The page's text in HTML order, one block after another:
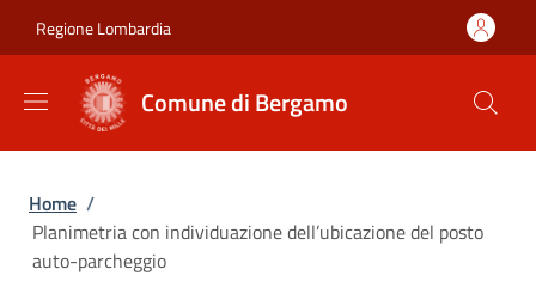
Regione Lombardia
Comune di Bergamo
Briciole di pane
Home /
Planimetria con individuazione dell’ubicazione del posto
auto-parcheggio